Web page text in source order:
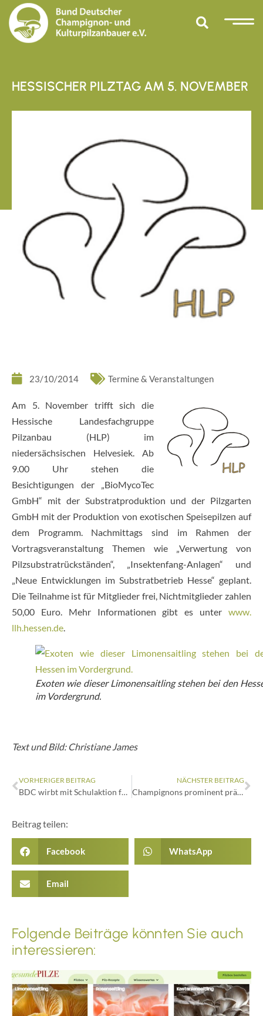
HESSISCHER PILZTAG AM 5. NOVEMBER
23/10/2014 Termine & Veranstaltungen
Am 5. November trifft sich die
Hessische Landesfachgruppe
Pilzanbau (HLP) im
niedersächsischen Helvesiek. Ab
9.00 Uhr stehen die
Besichtigungen der „BioMycoTec
GmbH“ mit der Substratproduktion und der Pilzgarten
GmbH mit der Produktion von exotischen Speisepilzen auf
dem Programm. Nachmittags sind im Rahmen der
Vortragsveranstaltung Themen wie „Verwertung von
Pilzsubstratrückständen“, „Insektenfang-Anlagen“ und
„Neue Entwicklungen im Substratbetrieb Hesse“ geplant.
Die Teilnahme ist für Mitglieder frei, Nichtmitglieder zahlen
50,00 Euro. Mehr Informationen gibt es unter www.
llh.hessen.de.
Exoten wie dieser Limonensaitling stehen bei den
im Vordergrund.
Text und Bild: Christiane James
VORHERIGER BEITRAG
BDC wirbt mit Schulaktion für nachhaltigen Pilzanbau
NÄCHSTER BEITRAG
Champignons prominent präsentiert
Beitrag teilen:
Facebook WhatsApp
Email
Folgende Beiträge könnten Sie auch
interessieren: